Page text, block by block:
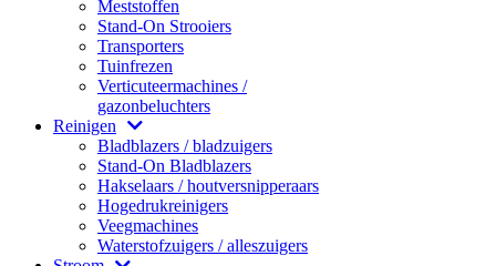
Meststoffen
Stand-On Strooiers
Transporters
Tuinfrezen
Verticuteermachines /
gazonbeluchters
Reinigen
Bladblazers / bladzuigers
Stand-On Bladblazers
Hakselaars / houtversnipperaars
Hogedrukreinigers
Veegmachines
Waterstofzuigers / alleszuigers